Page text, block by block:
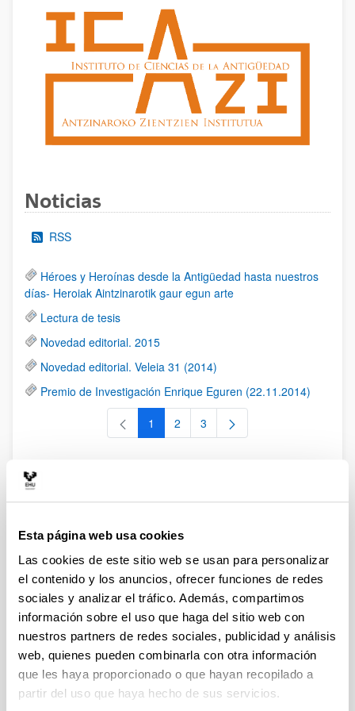
Esta página web usa cookies
Las cookies de este sitio web se usan para personalizar
el contenido y los anuncios, ofrecer funciones de redes
sociales y analizar el tráfico. Además, compartimos
información sobre el uso que haga del sitio web con
nuestros partners de redes sociales, publicidad y análisis
web, quienes pueden combinarla con otra información
que les haya proporcionado o que hayan recopilado a
partir del uso que haya hecho de sus servicios.
Noticias
RSS
Héroes y Heroínas desde la Antigüedad hasta nuestros
días- Heroiak Aintzinarotik gaur egun arte
Lectura de tesis
Novedad editorial. 2015
Novedad editorial. Veleia 31 (2014)
Premio de Investigación Enrique Eguren (22.11.2014)
Página
1 Página
2 Página
3
Eventos
2017. Octubre. III Seminario
internacional ANIHO
01/02/2018
El 19 de octubre de 2017 tuvo lugar en la Facultad de Letras
de la UPV/EHU el III Seminario internacional ANIHO:
Antigüedad clásica y naciones modernas, coordinado por el
Dr. Antonio Duplá Ansuátegui, investigador del Área de
Antigüedad Clásica. El Seminario se organizó en el marco